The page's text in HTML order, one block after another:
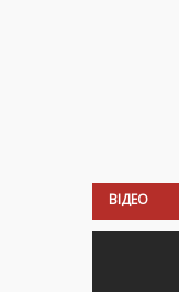
ВІДЕО